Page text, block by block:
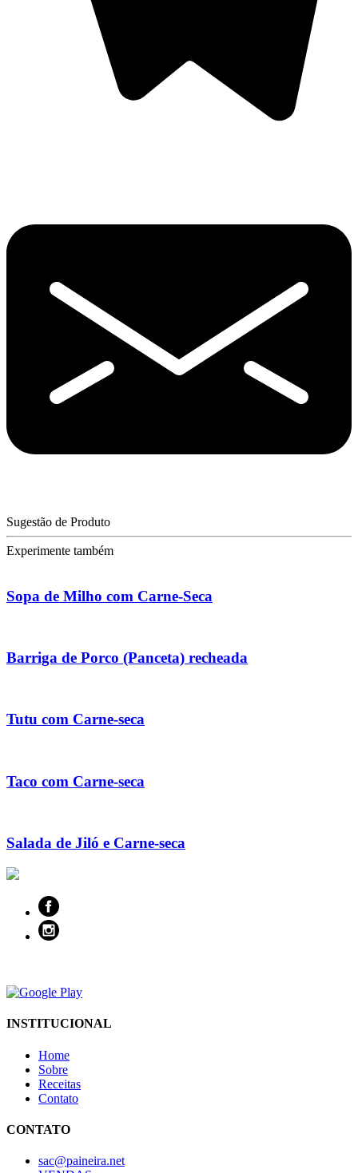
Sugestão de Produto
Experimente também
Sopa de Milho com Carne-Seca
Barriga de Porco (Panceta) recheada
Tutu com Carne-seca
Taco com Carne-seca
Salada de Jiló e Carne-seca
INSTITUCIONAL
Home
Sobre
Receitas
Contato
CONTATO
sac@paineira.net